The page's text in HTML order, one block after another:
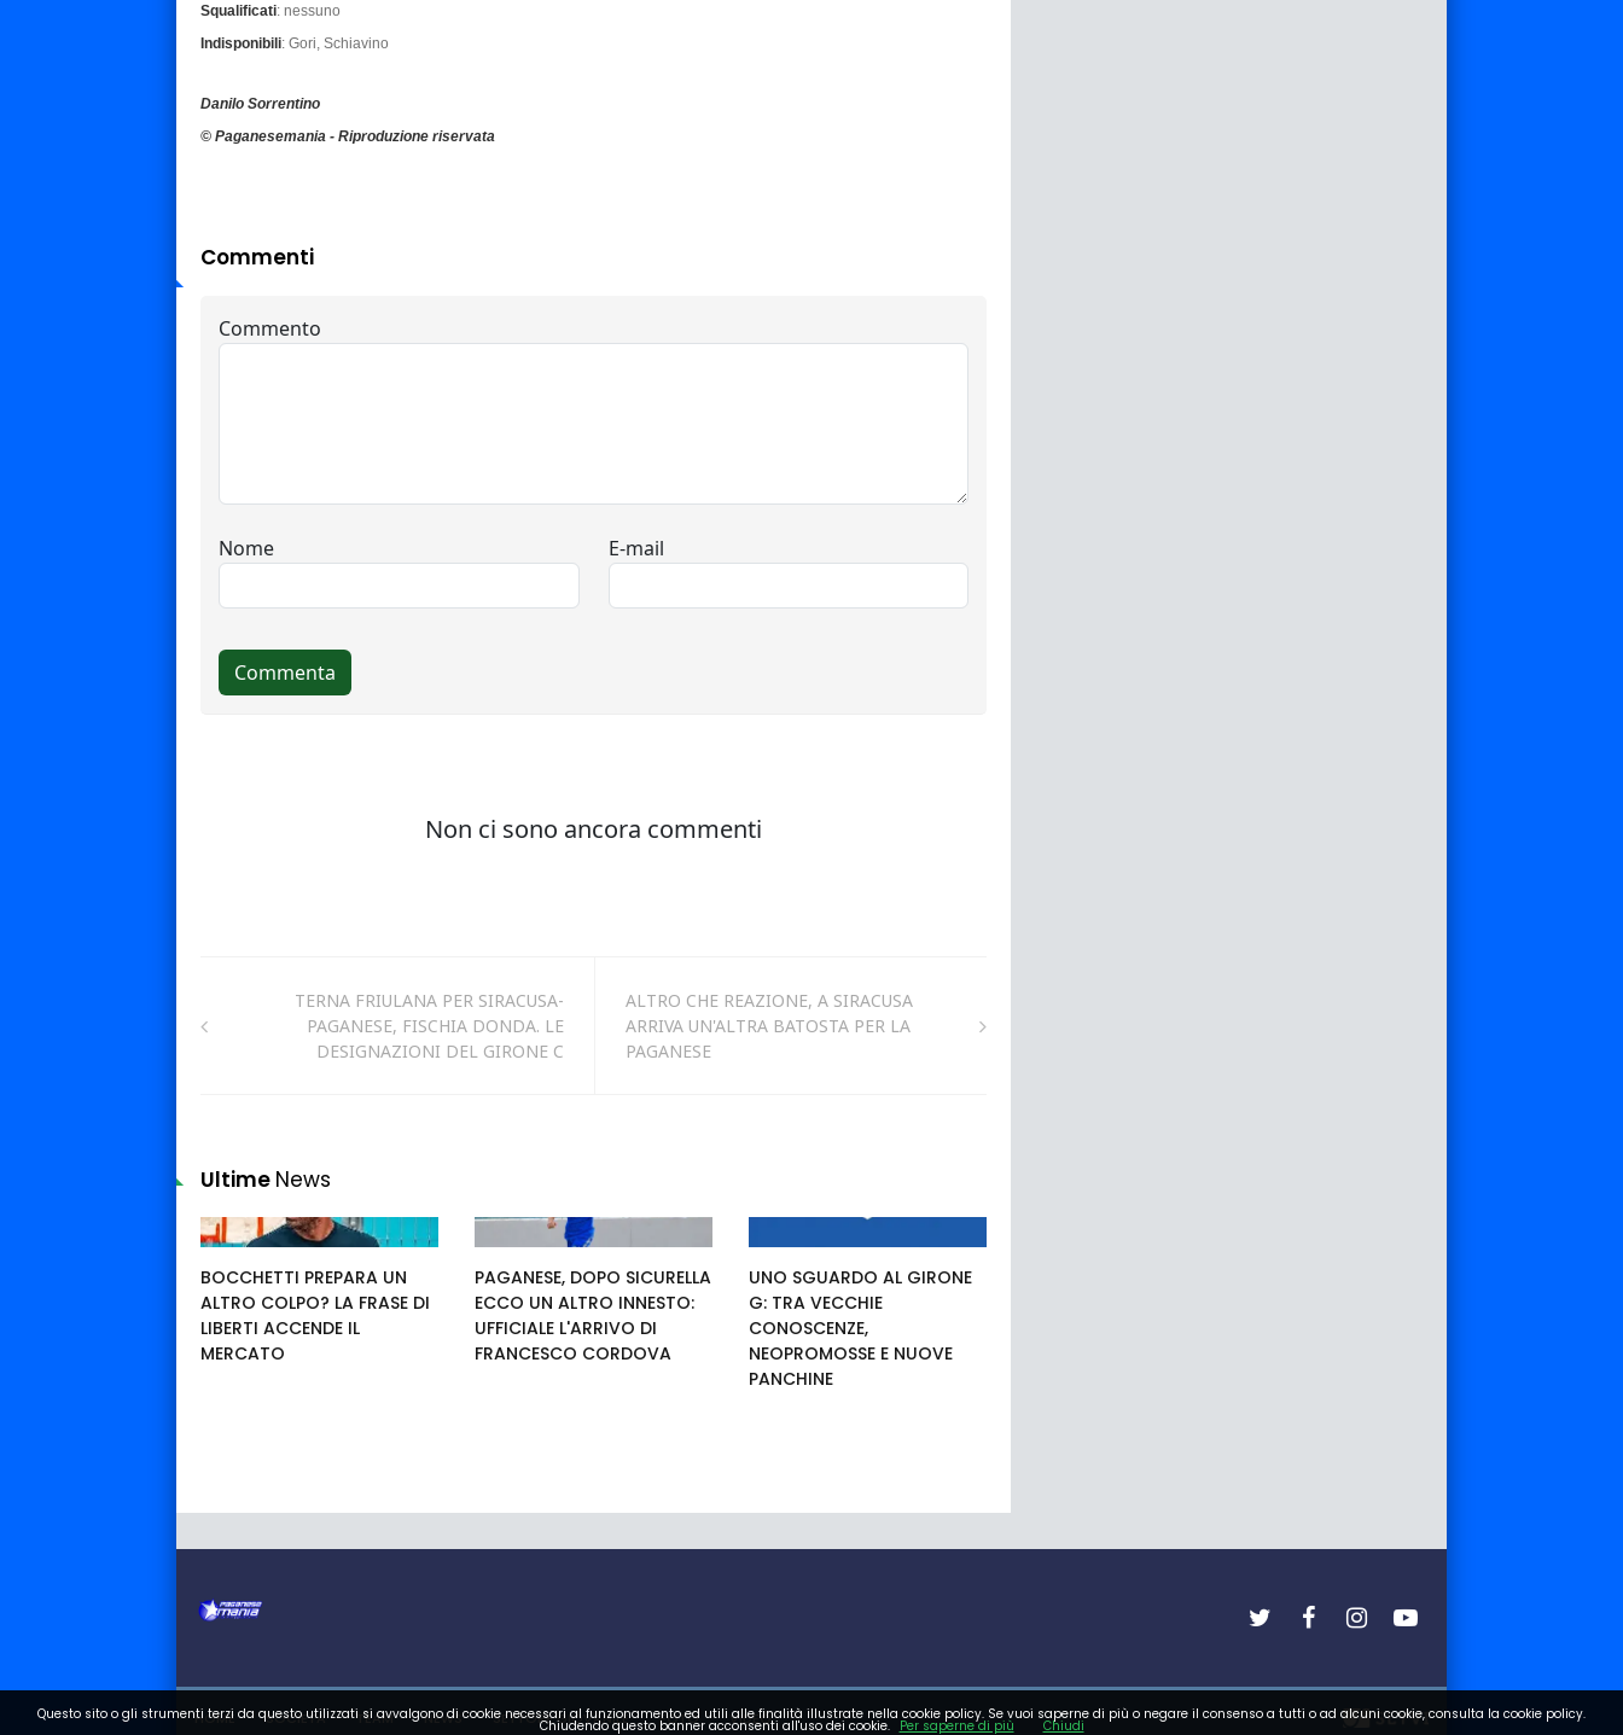
Squalificati: nessuno
Indisponibili: Gori, Schiavino
Danilo Sorrentino
© Paganesemania - Riproduzione riservata
Commenti
TERNA FRIULANA PER SIRACUSA-
PAGANESE, FISCHIA DONDA. LE
DESIGNAZIONI DEL GIRONE C
ALTRO CHE REAZIONE, A SIRACUSA
ARRIVA UN'ALTRA BATOSTA PER LA
PAGANESE
Ultime News
BOCCHETTI PREPARA UN
ALTRO COLPO? LA FRASE DI
LIBERTI ACCENDE IL
MERCATO
PAGANESE, DOPO SICURELLA
ECCO UN ALTRO INNESTO:
UFFICIALE L'ARRIVO DI
FRANCESCO CORDOVA
UNO SGUARDO AL GIRONE
G: TRA VECCHIE
CONOSCENZE,
NEOPROMOSSE E NUOVE
PANCHINE
HOME SOCIETA TEAM NEWS SETTORE GIOVANILE FOTO VIDEO
Questo sito o gli strumenti terzi da questo utilizzati si avvalgono di cookie necessari al funzionamento ed utili alle finalità illustrate nella cookie policy. Se vuoi saperne di più o negare il consenso a tutti o ad alcuni cookie, consulta la cookie policy.
Chiudendo questo banner acconsenti all'uso dei cookie. Per saperne di più Chiudi